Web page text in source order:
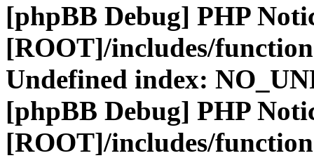
[phpBB Debug] PHP
[ROOT]/includes/
Undefined index:
[phpBB Debug] PHP
[ROOT]/includes/